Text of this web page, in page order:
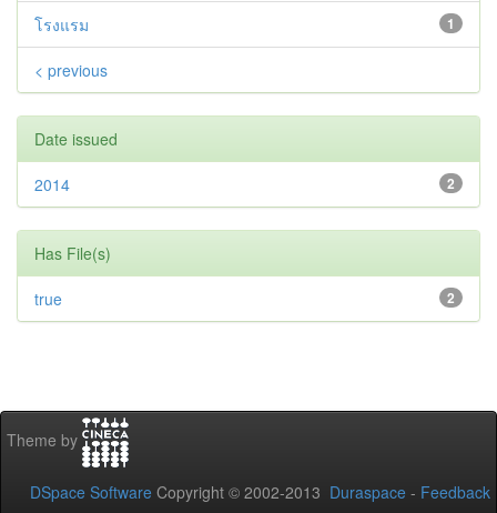
1
โรงแรม
< previous
Date issued
2
2014
Has File(s)
2
true
Theme by
DSpace Software Copyright © 2002-2013 Duraspace - Feedback